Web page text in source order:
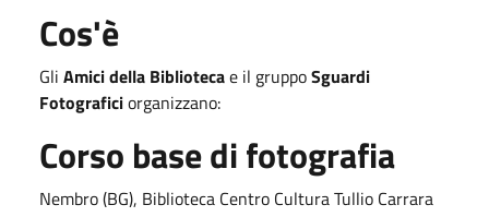
Cos'è
Gli Amici della Bibliotecae il gruppoSguardi
Fotograficiorganizzano:
Corso base di fotografia
Nembro (BG), Biblioteca Centro Cultura Tullio Carrara